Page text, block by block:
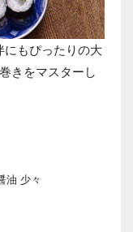
にもぴったりの大
きをマスターし
油 少々